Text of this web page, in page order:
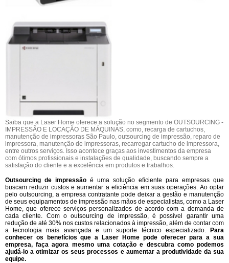
Saiba que a Laser Home oferece a solução no segmento de OUTSOURCING -
IMPRESSÃO E LOCAÇÃO DE MÁQUINAS, como, recarga de cartuchos,
manutenção de impressoras São Paulo, outsourcing de impressão, reparo de
impressora, manutenção de impressoras, recarregar cartucho de impressora,
entre outros serviços. Isso acontece graças aos investimentos da empresa
com ótimos profissionais e instalações de qualidade, buscando sempre a
satisfação do cliente e a excelência em produtos e trabalhos.
Outsourcing de impressão é uma solução eficiente para empresas que
buscam reduzir custos e aumentar a eficiência em suas operações. Ao optar
pelo outsourcing, a empresa contratante pode deixar a gestão e manutenção
de seus equipamentos de impressão nas mãos de especialistas, como a Laser
Home, que oferece serviços personalizados de acordo com a demanda de
cada cliente. Com o outsourcing de impressão, é possível garantir uma
redução de até 30% nos custos relacionados à impressão, além de contar com
a tecnologia mais avançada e um suporte técnico especializado. Para
conhecer os benefícios que a Laser Home pode oferecer para a sua
empresa, faça agora mesmo uma cotação e descubra como podemos
ajudá-lo a otimizar os seus processos e aumentar a produtividade da sua
equipe.